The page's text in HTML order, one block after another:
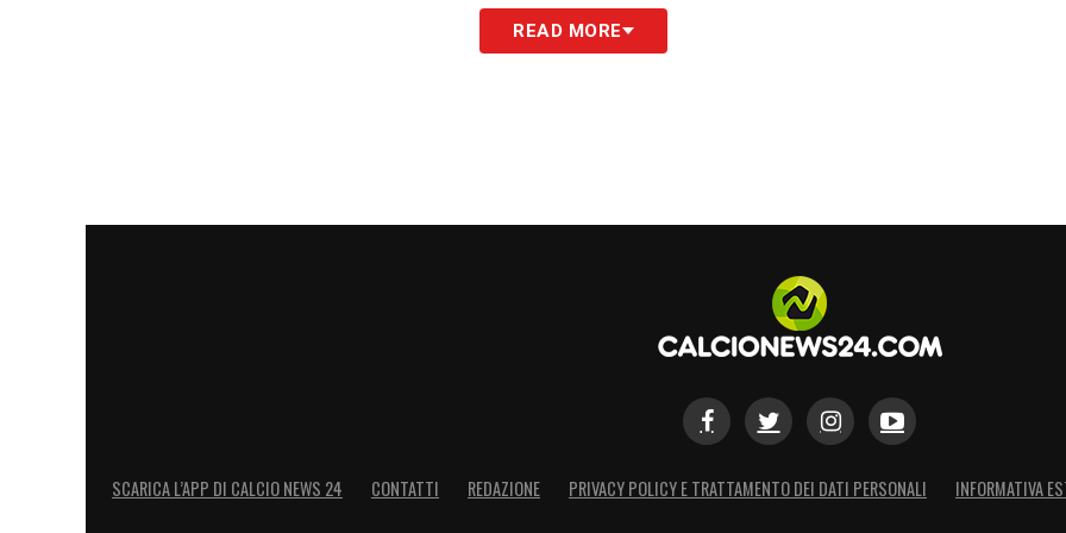
Rabiot non si nasconde nella corsa al titolo: «Finire tra i primi quattro è l’obiettivo
generale del club. Personalmente, punto a qualcosa di più grande. Se è impossibile
LEGGI L’INTERVISTA COMPLETA DI RABIOT SU MILANNEWS24
READ MORE
SCARICA L’APP DI CALCIO NEWS 24 CONTATTI REDAZIONE PRIVACY POLICY E TRATTAMENTO DEI DATI PERSONALI INFORMATIVA